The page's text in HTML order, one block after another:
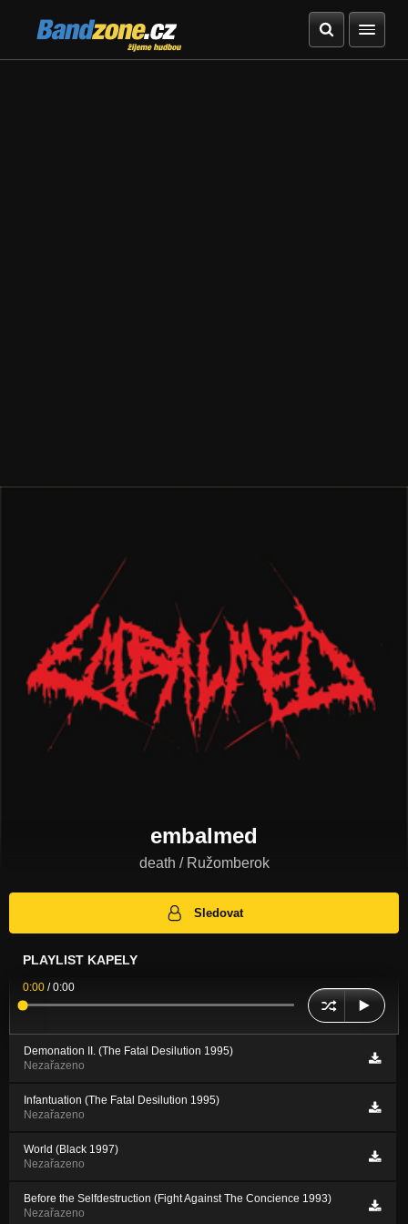
Bandzone.cz
žijeme hudbou
embalmed
death / Ružomberok
Sledovat
PLAYLIST KAPELY
0:00 /0:00
Demonation II. (The Fatal Desilution 1995)
Nezařazeno
Infantuation (The Fatal Desilution 1995)
Nezařazeno
World (Black 1997)
Nezařazeno
Before the Selfdestruction (Fight Against The Concience 1993)
Nezařazeno